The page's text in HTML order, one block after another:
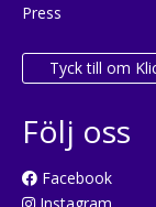
Press
Tyck till om
Följ oss
Facebook
Instagram